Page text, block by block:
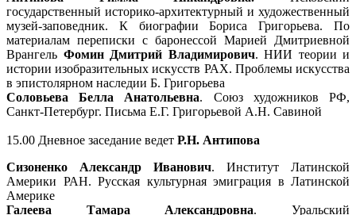
государственный историко-архитектурный и художественный
музей-заповедник. К биографии Бориса Григорьева. По
материалам переписки с баронессой Марией Дмитриевной
Врангель Фомин Дмитрий Владимирович. НИИ теории и
истории изобразительных искусств РАХ. Проблемы искусства
в эпистолярном наследии Б. Григорьева
Соловьева Белла Анатольевна. Союз художников РФ,
Санкт-Петербург. Письма Е.Г. Григорьевой А.Н. Савиной
15.00 Дневное заседание ведет Р.Н. Антипова
Сизоненко Александр Иванович. Институт Латинской
Америки РАН. Русская культурная эмиграция в Латинской
Америке
Галеева Тамара Александровна. Уральский